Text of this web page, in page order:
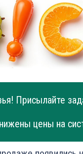
Присылайте
цены на